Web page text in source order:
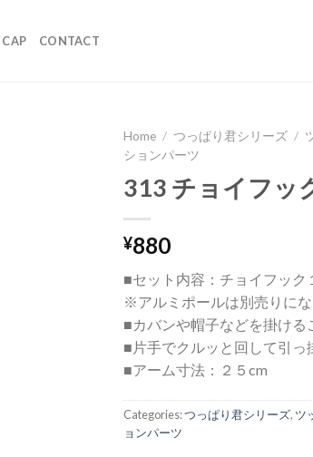
CONTACT
Home / つっぱり君シリーズ /
ションパーツ
313 チョイフッ
¥880
■セット内容：チョイフック
※アルミポールは別売りに
■カバンや帽子などを掛ける
■片手でクルッと回して引っ
■アーム寸法：２５cm
Categories:つっぱり君シリーズ, ツ
ョンパーツ